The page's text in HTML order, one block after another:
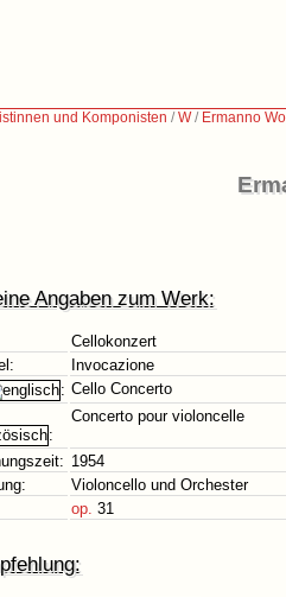
und Komponisten /W/ Ermanno
Angaben zum Werk:
Cellokonzert
Invocazione
: Cello Concerto
:
Concerto pour violoncelle
1954
Violoncello und Orchester
op. 31